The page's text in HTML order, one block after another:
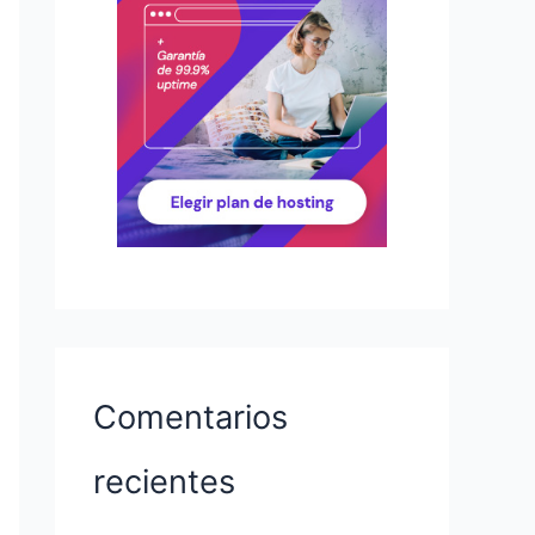
Comentarios
recientes